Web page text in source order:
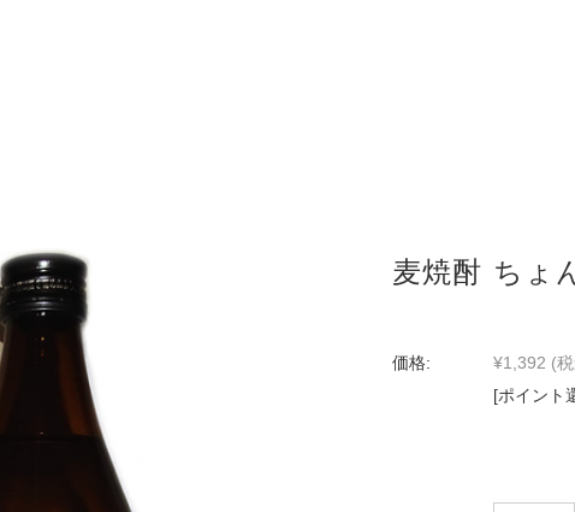
麦焼酎 ちょ
価格: ¥1,392 (
[ポイント